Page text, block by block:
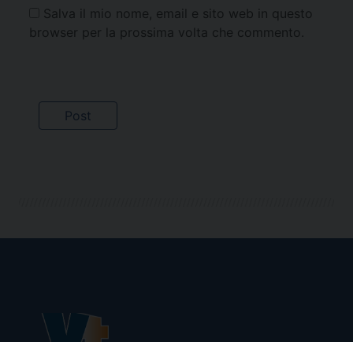
Salva il mio nome, email e sito web in questo
browser per la prossima volta che commento.